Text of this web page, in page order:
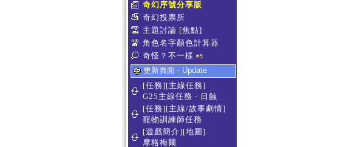
奇幻序號分享版
奇幻投票所
主題討論 [焦點]
角色名字顏色計算器
奇怪？不一樣 #5
更新頁面 - Update
[任務][主線任務]
G25主線任務 - 日蝕
[任務][主線/故事劇情]
寵物訓練師任務
[遊戲簡介][地圖]
摩格梅爾